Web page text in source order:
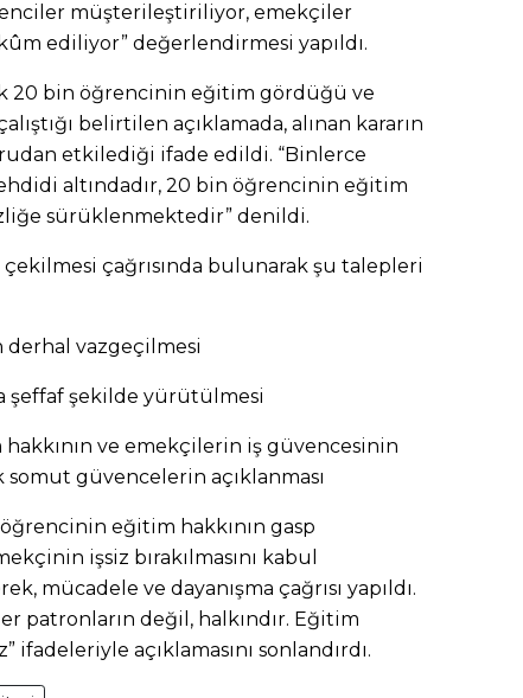
müşterileştiriliyor, emekçiler
ediliyor” değerlendirmesi yapıldı.
20 bin öğrencinin eğitim gördüğü ve
belirtilen açıklamada, alınan kararın
etkilediği ifade edildi. “Binlerce
altındadır, 20 bin öğrencinin eğitim
sürüklenmektedir” denildi.
çekilmesi çağrısında bulunarak şu talepleri
derhal vazgeçilmesi
şeffaf şekilde yürütülmesi
ve emekçilerin iş güvencesinin
somut güvencelerin açıklanması
eğitim hakkının gasp
işsiz bırakılmasını kabul
mücadele ve dayanışma çağrısı yapıldı.
patronların değil, halkındır. Eğitim
ifadeleriyle açıklamasını sonlandırdı.